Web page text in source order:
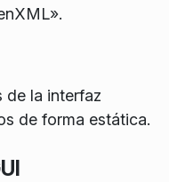
de la interfaz
de forma estática.